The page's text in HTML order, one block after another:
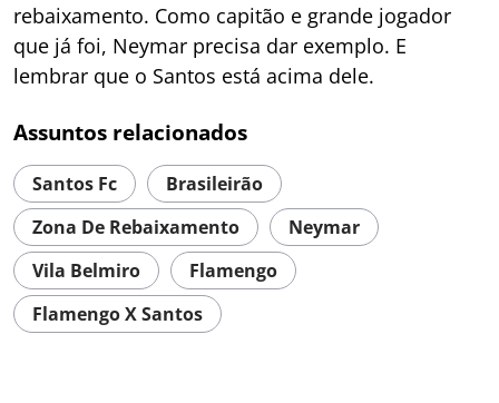
rebaixamento. Como capitão e grande jogador
que já foi, Neymar precisa dar exemplo. E
lembrar que o Santos está acima dele.
Assuntos relacionados
Santos Fc
Brasileirão
Zona De Rebaixamento
Neymar
Vila Belmiro
Flamengo
Flamengo X Santos